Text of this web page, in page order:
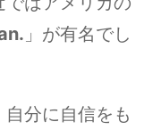
」が有名でし
分に自信をも